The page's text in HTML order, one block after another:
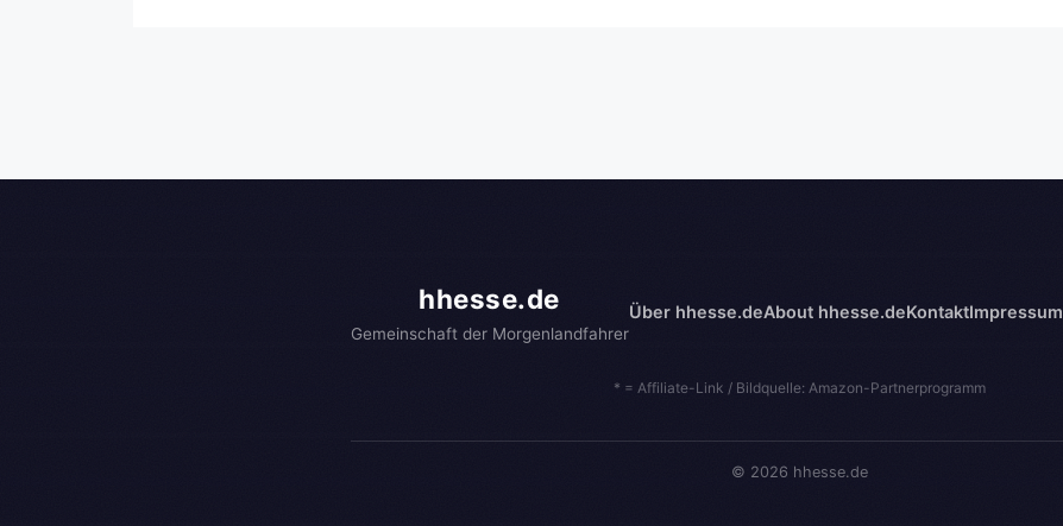
hhesse.de
Gemeinschaft der Morgenlandfahrer
Über hhesse.deAbout hhesse.deKontaktImpressum
* = Affiliate-Link / Bildquelle: Amazon-Partnerprogramm
© 2026 hhesse.de